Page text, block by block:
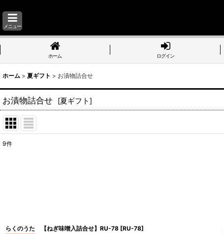
メニュー
ホーム ログイン
ホーム > 夏ギフト > お漬物詰合せ
お漬物詰合せ [夏ギフト]
9件
らくのうた 【ねぎ味噌入詰合せ】RU-78 [RU-78]